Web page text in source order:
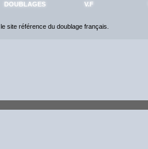
DOUBLAGES V.F
, le site référence du doublage français.